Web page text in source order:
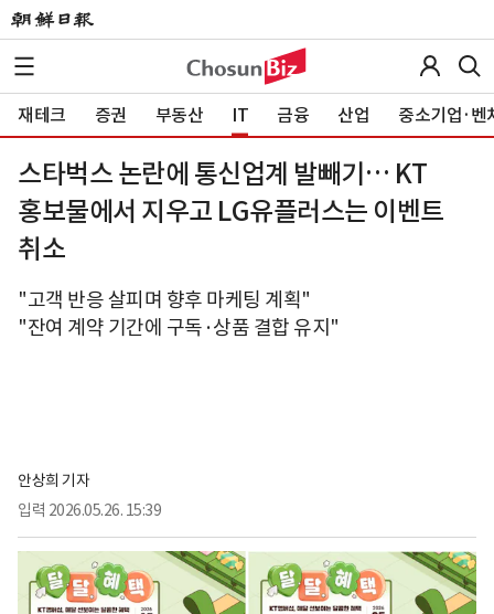
재테크 증권 부동산 IT 금융 산업 중소기업·벤
스타벅스 논란에 통신업계 발빼기… KT
홍보물에서 지우고 LG유플러스는 이벤트
취소
"고객 반응 살피며 향후 마케팅 계획"
"잔여 계약 기간에 구독·상품 결합 유지"
안상희 기자
입력 2026.05.26. 15:39